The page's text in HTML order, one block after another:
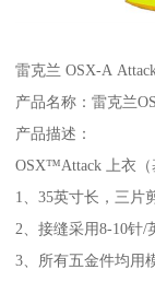
雷克兰 OSX-A
产品名称：雷克兰
产品描述：
OSX™Attack 上衣（
1、35英寸长，三片
2、接缝采用8-10针/
3、所有五金件均用